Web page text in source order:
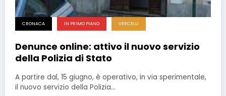
CRONACA IN PRIMO PIANO VERCELLI
Denunce online: attivo il nuovo servizio
della Polizia di Stato
A partire dal, 15 giugno, è operativo, in via sperimentale,
il nuovo servizio della Polizia…